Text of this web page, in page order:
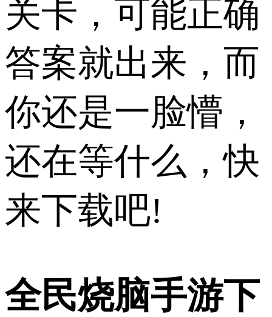
关卡，可能正确
答案就出来，而
你还是一脸懵，
还在等什么，快
来下载吧!
全民烧脑手游下